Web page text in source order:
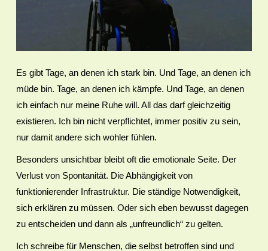
Es gibt Tage, an denen ich stark bin. Und Tage, an denen ich
müde bin. Tage, an denen ich kämpfe. Und Tage, an denen
ich einfach nur meine Ruhe will. All das darf gleichzeitig
existieren. Ich bin nicht verpflichtet, immer positiv zu sein,
nur damit andere sich wohler fühlen.
Besonders unsichtbar bleibt oft die emotionale Seite. Der
Verlust von Spontanität. Die Abhängigkeit von
funktionierender Infrastruktur. Die ständige Notwendigkeit,
sich erklären zu müssen. Oder sich eben bewusst dagegen
zu entscheiden und dann als „unfreundlich“ zu gelten.
Ich schreibe für Menschen, die selbst betroffen sind und